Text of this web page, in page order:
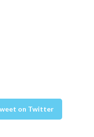
on Twitter